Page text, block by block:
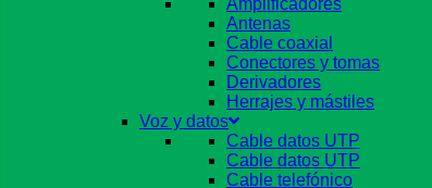
Amplificadores
Antenas
Cable coaxial
Conectores y tomas
Derivadores
Herrajes y mástiles
Voz y datos
Cable datos UTP
Cable datos UTP
Cable telefónico